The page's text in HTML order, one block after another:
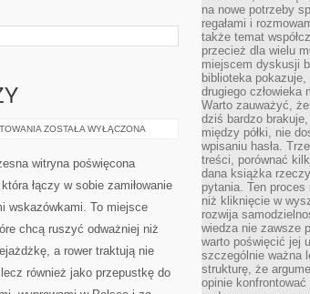
TECHNIKA
W
PODRÓŻY
ZOSTAŁA WYŁĄCZONA
witryna poświęcona
łączy w sobie zamiłowanie
wskazówkami. To miejsce
chcą ruszyć odważniej niż
a rower traktują nie
również jako przepustkę do
na nowe potrzeby
regałami i
także temat
przecież dla wielu
miejscem dyskusji
biblioteka
drugiego człowieka
Warto zauważyć,
dziś bardzo
między półki, nie
wpisaniu hasła.
treści, porównać
dana książka
pytania. Ten
niż kliknięcie w
rozwija
wiedza nie zawsze
warto poświęcić jej
szczególnie ważna
strukturę, że
opinie